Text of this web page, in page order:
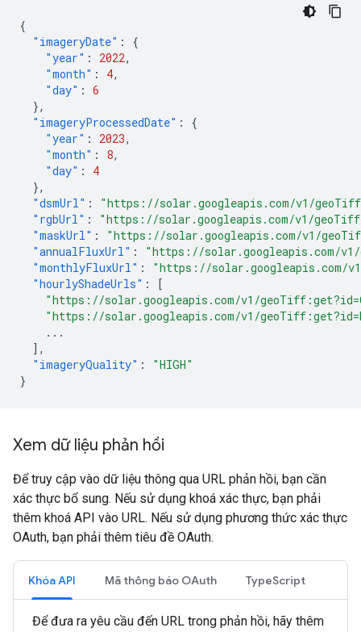
{
"imageryDate" :
{
"year" : 2022,
"month" : 4,
"day" : 6
},
"imageryProcessedDate" :
{
"year" : 2023,
"month" : 8,
"day" :
4
},
"dsmUrl" :
"https://solar.googleapis.com/v1/
"rgbUrl" :
"https://solar.googleapis.com/v1/
"maskUrl" :
"https://solar.googleapis.com/v1/
"annualFluxUrl" :
"https://solar.googleapis.com/v1/
"monthlyFluxUrl" :
"https://solar.googleapis.com/v1/
"hourlyShadeUrls" :
[
"https://solar.googleapis.com/v1/
"https://solar.googleapis.com/v1/
...
],
"imageryQuality" :
"HIGH"
}
Xem dữ liệu phản hồi
Để truy cập vào dữ liệu thông qua URL phản hồi, bạn cần
xác thực bổ sung. Nếu sử dụng khoá xác thực, bạn phải
thêm khoá API vào URL. Nếu sử dụng phương thức xác thực
OAuth, bạn phải thêm tiêu đề OAuth.
Khóa API Mã thông báo OAuth TypeScript
Để đưa ra yêu cầu đến URL trong phản hồi, hãy thêm